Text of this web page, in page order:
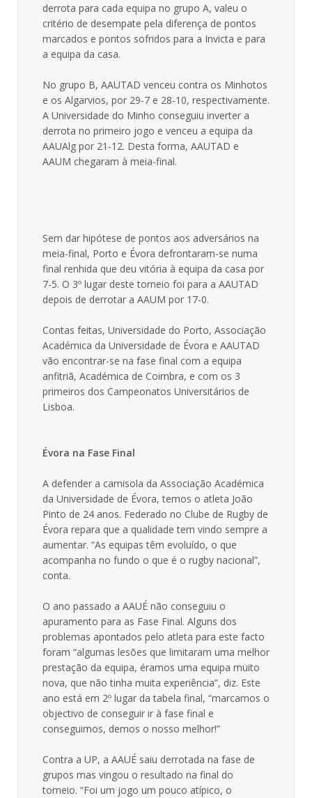
derrota para cada equipa no grupo A, valeu o
critério de desempate pela diferença de pontos
marcados e pontos sofridos para a Invicta e para
a equipa da casa.
No grupo B, AAUTAD venceu contra os Minhotos
e os Algarvios, por 29-7 e 28-10, respectivamente.
A Universidade do Minho conseguiu inverter a
derrota no primeiro jogo e venceu a equipa da
AAUAlg por 21-12. Desta forma, AAUTAD e
AAUM chegaram à meia-final.
Sem dar hipótese de pontos aos adversários na
meia-final, Porto e Évora defrontaram-se numa
final renhida que deu vitória à equipa da casa por
7-5. O 3º lugar deste torneio foi para a AAUTAD
depois de derrotar a AAUM por 17-0.
Contas feitas, Universidade do Porto, Associação
Académica da Universidade de Évora e AAUTAD
vão encontrar-se na fase final com a equipa
anfitriã, Académica de Coimbra, e com os 3
primeiros dos Campeonatos Universitários de
Lisboa.
Évora na Fase Final
A defender a camisola da Associação Académica
da Universidade de Évora, temos o atleta João
Pinto de 24 anos. Federado no Clube de Rugby de
Évora repara que a qualidade tem vindo sempre a
aumentar. “As equipas têm evoluído, o que
acompanha no fundo o que é o rugby nacional”,
conta.
O ano passado a AAUÉ não conseguiu o
apuramento para as Fase Final. Alguns dos
problemas apontados pelo atleta para este facto
foram “algumas lesões que limitaram uma melhor
prestação da equipa, éramos uma equipa muito
nova, que não tinha muita experiência”, diz. Este
ano está em 2º lugar da tabela final, “marcamos o
objectivo de conseguir ir à fase final e
conseguimos, demos o nosso melhor!”
Contra a UP, a AAUÉ saiu derrotada na fase de
grupos mas vingou o resultado na final do
torneio. “Foi um jogo um pouco atípico, o